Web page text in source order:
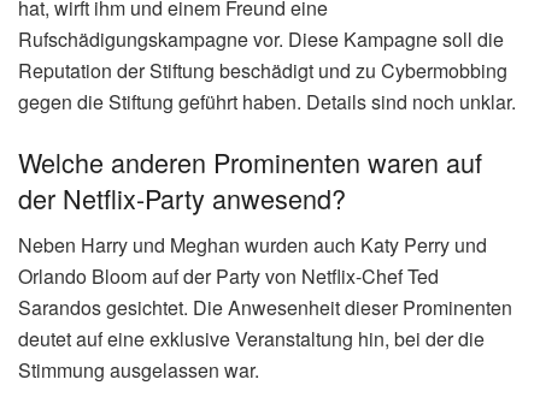
hat, wirft ihm und einem Freund eine
Rufschädigungskampagne vor. Diese Kampagne soll die
Reputation der Stiftung beschädigt und zu Cybermobbing
gegen die Stiftung geführt haben. Details sind noch unklar.
Welche anderen Prominenten waren auf
der Netflix-Party anwesend?
Neben Harry und Meghan wurden auch Katy Perry und
Orlando Bloom auf der Party von Netflix-Chef Ted
Sarandos gesichtet. Die Anwesenheit dieser Prominenten
deutet auf eine exklusive Veranstaltung hin, bei der die
Stimmung ausgelassen war.